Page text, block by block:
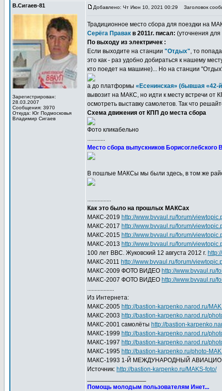
В.Сигаев-81
Зарегистрирован:
28.03.2007
Сообщения: 3970
Откуда: Юг Подмосковья
Владимир Сигаев
Добавлено: Чт Июн 10, 2021 00:29 Заголовок
Традиционное место сбора для поездки на
Серёга Правак в 2011г. писал: (уточнения для
По выходу из электричек :
Если выходите на станции "Отдых", то
это как - раз удобно добираться к нашему
кто поедет на машине)... Но на станции
а до платформы «Есенинская» (бывшая «42-
вывозит на МАКС, но идти к месту встречи от
осмотреть выставку самолетов. Так что
Схема движения от КПП до места сбора
Фото кликабельно
............
Место сбора выпускников
В пошлые МАКСы мы были здесь, в том же
................
Как это было на прошлых МАКСах
МАКС-2019 http://www.bvvaul.ru/forum/
МАКС-2017 http://www.bvvaul.ru/forum/
МАКС-2015 http://www.bvvaul.ru/forum/
МАКС-2013 http://www.bvvaul.ru/forum/
100 лет ВВС. Жуковский 12 августа 2012 г.
МАКС-2011 http://www.bvvaul.ru/forum/
МАКС-2009 ФОТО ВИДЕО http://www.bvvaul.ru/
МАКС-2007 ФОТО ВИДЕО http://www.bvvaul.ru/
..................
Из Интернета:
МАКС-2005 http://bastion-karpenko.narod.ru/
МАКС-2003 http://bastion-karpenko.narod.ru/
МАКС-2001 самолёты http://bastion-
МАКС-1999 http://bastion-karpenko.narod.ru/
МАКС-1997 http://bastion-karpenko.narod.ru/
МАКС-1995 http://bastion-karpenko.ru/photo-
МАКС-1993 1-Й МЕЖДУНАРОДНЫЙ
Источник: http://bastion-karpenko.ru/MAKS-foto/
Помощь молодым пользователям Инет...